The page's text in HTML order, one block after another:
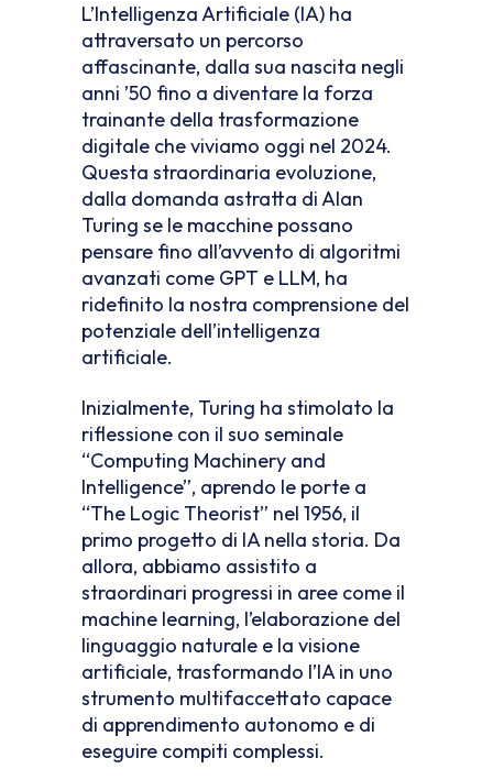
L’Intelligenza Artificiale (IA) ha
attraversato un percorso
affascinante, dalla sua nascita negli
anni ’50 fino a diventare la forza
trainante della trasformazione
digitale che viviamo oggi nel 2024.
Questa straordinaria evoluzione,
dalla domanda astratta di Alan
Turing se le macchine possano
pensare fino all’avvento di algoritmi
avanzati come GPT e LLM, ha
ridefinito la nostra comprensione del
potenziale dell’intelligenza
artificiale.
Inizialmente, Turing ha stimolato la
riflessione con il suo seminale
“Computing Machinery and
Intelligence”, aprendo le porte a
“The Logic Theorist” nel 1956, il
primo progetto di IA nella storia. Da
allora, abbiamo assistito a
straordinari progressi in aree come il
machine learning, l’elaborazione del
linguaggio naturale e la visione
artificiale, trasformando l’IA in uno
strumento multifaccettato capace
di apprendimento autonomo e di
eseguire compiti complessi.